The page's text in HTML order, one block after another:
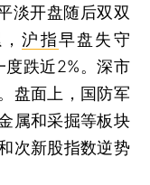
开盘随后双双
，沪指早盘失守
跌近2%。深市
盘面上，国防军
属和采掘等板块
次新股指数逆势